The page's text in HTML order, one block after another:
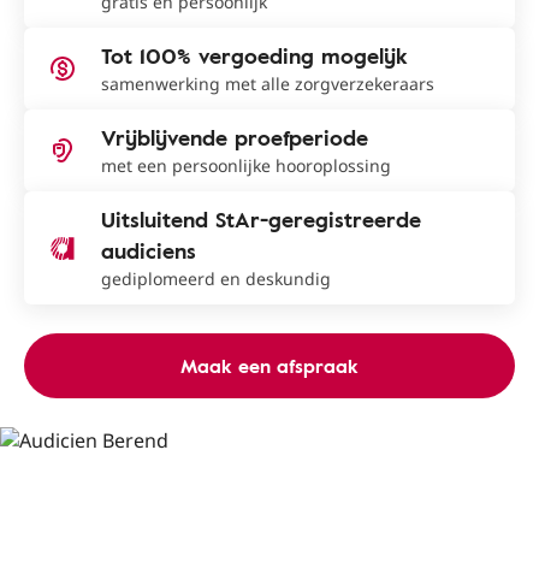
Tot 100% vergoeding mogelijk
samenwerking met alle zorgverzekeraars
Vrijblijvende proefperiode
met een persoonlijke hooroplossing
Uitsluitend StAr-geregistreerde
audiciens
gediplomeerd en deskundig
Maak een afspraak